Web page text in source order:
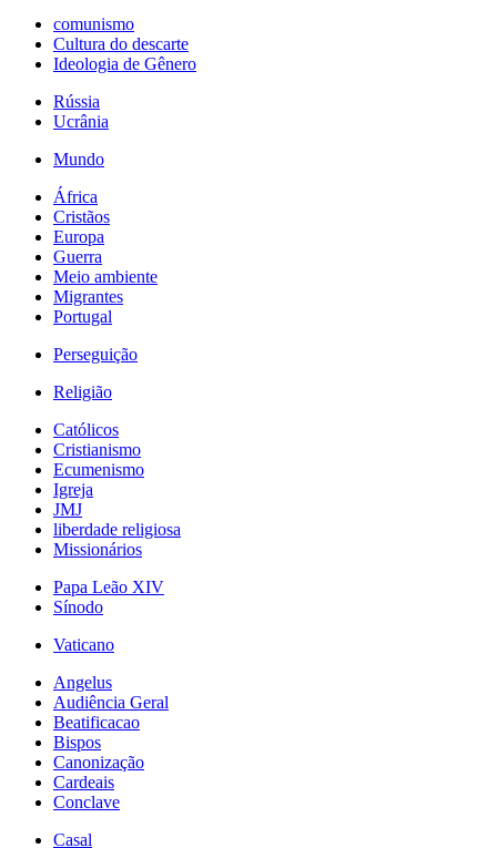
comunismo
Cultura do descarte
Ideologia de Gênero
Rússia
Ucrânia
Mundo
África
Cristãos
Europa
Guerra
Meio ambiente
Migrantes
Portugal
Perseguição
Religião
Católicos
Cristianismo
Ecumenismo
Igreja
JMJ
liberdade religiosa
Missionários
Papa Leão XIV
Sínodo
Vaticano
Angelus
Audiência Geral
Beatificacao
Bispos
Canonização
Cardeais
Conclave
Casal